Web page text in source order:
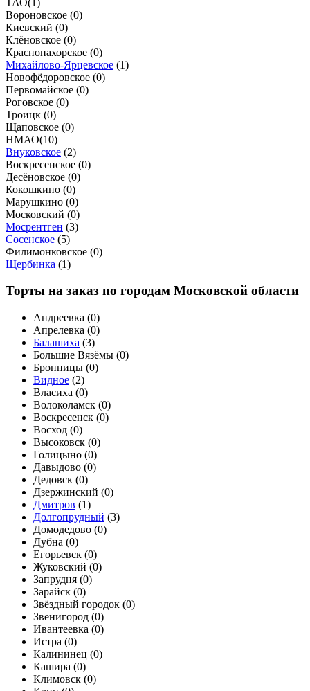
Вороновское (0)
Киевский (0)
Клёновское (0)
Краснопахорское (0)
Михайлово-Ярцевское (1)
Новофёдоровское (0)
Первомайское (0)
Роговское (0)
Троицк (0)
Щаповское (0)
НМАО(10)
Внуковское (2)
Воскресенское (0)
Десёновское (0)
Кокошкино (0)
Марушкино (0)
Московский (0)
Мосрентген (3)
Сосенское (5)
Филимонковское (0)
Щербинка (1)
Торты на заказ по городам Московской области
Андреевка (0)
Апрелевка (0)
Балашиха (3)
Большие Вязёмы (0)
Бронницы (0)
Видное (2)
Власиха (0)
Волоколамск (0)
Воскресенск (0)
Восход (0)
Высоковск (0)
Голицыно (0)
Давыдово (0)
Дедовск (0)
Дзержинский (0)
Дмитров (1)
Долгопрудный (3)
Домодедово (0)
Дубна (0)
Егорьевск (0)
Жуковский (0)
Запрудня (0)
Зарайск (0)
Звёздный городок (0)
Звенигород (0)
Ивантеевка (0)
Истра (0)
Калининец (0)
Кашира (0)
Климовск (0)